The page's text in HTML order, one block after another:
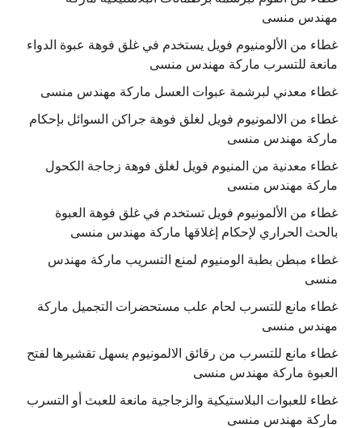
مهندس منسى
غطاء من الألومنيوم فويل يستخدم في غلق فوهة عبوة الدواء
مانعة للتسرب ماركة مهندس منسى
غطاء معدني لبرشمة عبوات العسل ماركة مهندس منسى
غطاء من الالمونيوم فويل لغلق فوهة جراكن السوائل بإحكام
ماركة مهندس منسى
غطاء معدنية من المنيوم فويل لغلق فوهة زجاجة الكحول
ماركة مهندس منسى
غطاء من الألمونيوم فويل تستخدم في غلق فوهة العبوة
بالحث الحراري لإحكام إغلاقها ماركة مهندس منسى
غطاء مبطن بطبة الومنيوم لمنع التسريب ماركة مهندس
منسى
غطاء مانع للتسرب لحام علب مستحضرات التجميل ماركة
مهندس منسى
غطاء مانع للتسرب من رقائق الالمونيوم يسهل تقشيرها لفتح
العبوة ماركة مهندس منسى
غطاء للعبوات البلاستيكية والزجاجية مانعة للعبث أو التسرب
ماركة مهندس منسى